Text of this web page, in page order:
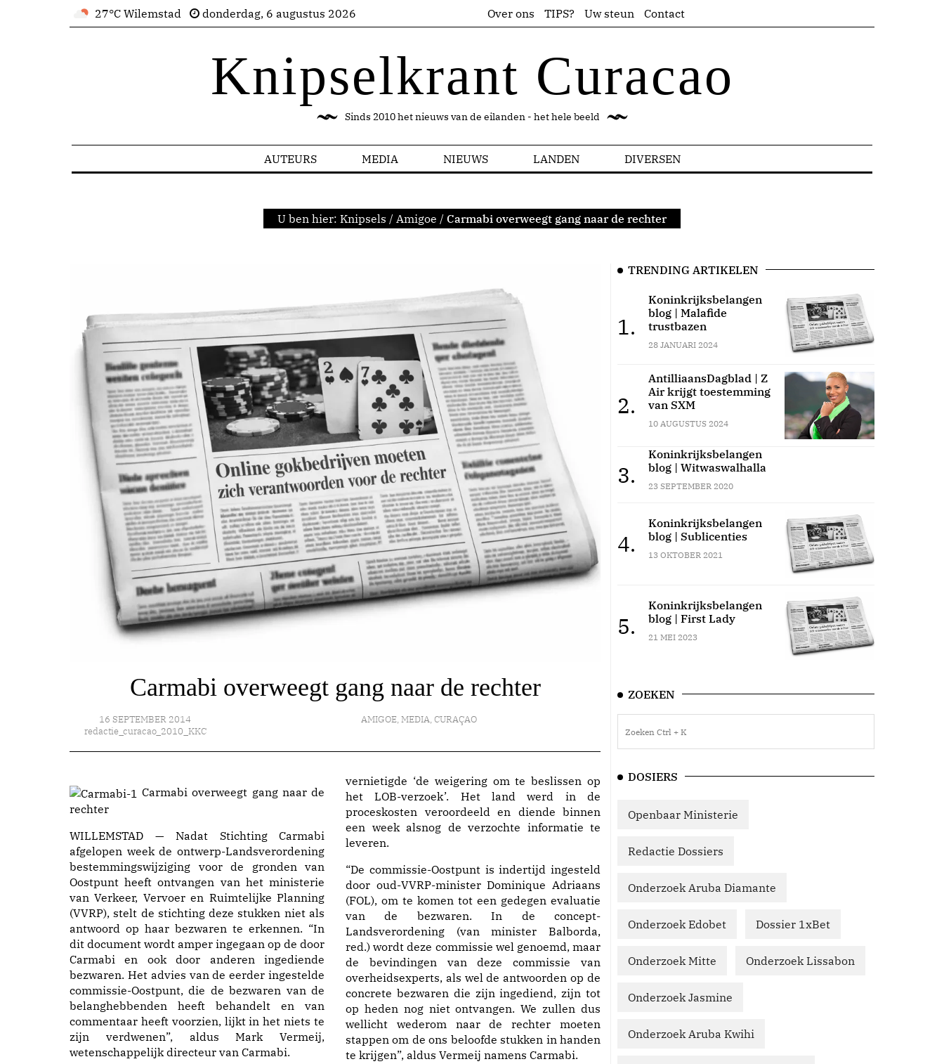
27°C Wilemstad donderdag, 6 augustus 2026 Over ons TIPS? Uw steun Contact
Knipselkrant Curacao
Sinds 2010 het nieuws van de eilanden - het hele beeld
AUTEURS MEDIA NIEUWS LANDEN DIVERSEN
U ben hier: Knipsels / Amigoe / Carmabi overweegt gang naar de rechter
Carmabi overweegt gang naar de rechter
16 SEPTEMBER 2014
redactie_curacao_2010_KKC
AMIGOE,MEDIA,CURAÇAO
Carmabi overweegt gang naar de
rechter
WILLEMSTAD — Nadat Stichting Carmabi
afgelopen week de ontwerp-Landsverordening
bestemmingswijziging voor de gronden van
Oostpunt heeft ontvangen van het ministerie
van Verkeer, Vervoer en Ruimtelijke Planning
(VVRP), stelt de stichting deze stukken niet als
antwoord op haar bezwaren te erkennen. “In
dit document wordt amper ingegaan op de door
Carmabi en ook door anderen ingediende
bezwaren. Het advies van de eerder ingestelde
commissie-Oostpunt, die de bezwaren van de
belanghebbenden heeft behandelt en van
commentaar heeft voorzien, lijkt in het niets te
zijn verdwenen”, aldus Mark Vermeij,
wetenschappelijk directeur van Carmabi.
vernietigde ‘de weigering om te beslissen op
het LOB-verzoek’. Het land werd in de
proceskosten veroordeeld en diende binnen
een week alsnog de verzochte informatie te
leveren.
“De commissie-Oostpunt is indertijd ingesteld
door oud-VVRP-minister Dominique Adriaans
(FOL), om te komen tot een gedegen evaluatie
van de bezwaren. In de concept-
Landsverordening (van minister Balborda,
red.) wordt deze commissie wel genoemd, maar
de bevindingen van deze commissie van
overheidsexperts, als wel de antwoorden op de
concrete bezwaren die zijn ingediend, zijn tot
op heden nog niet ontvangen. We zullen dus
wellicht wederom naar de rechter moeten
stappen om de ons beloofde stukken in handen
te krijgen”, aldus Vermeij namens Carmabi.
TRENDING ARTIKELEN
1.
Koninkrijksbelangen
blog | Malafide
trustbazen
28 JANUARI 2024
2.
AntilliaansDagblad | Z
Air krijgt toestemming
van SXM
10 AUGUSTUS 2024
3.
Koninkrijksbelangen
blog | Witwaswalhalla
23 SEPTEMBER 2020
4.
Koninkrijksbelangen
blog | Sublicenties
13 OKTOBER 2021
5.
Koninkrijksbelangen
blog | First Lady
21 MEI 2023
ZOEKEN
DOSIERS
Openbaar Ministerie
Redactie Dossiers
Onderzoek Aruba Diamante
Onderzoek Edobet Dossier 1xBet
Onderzoek Mitte Onderzoek Lissabon
Onderzoek Jasmine
Onderzoek Aruba Kwihi